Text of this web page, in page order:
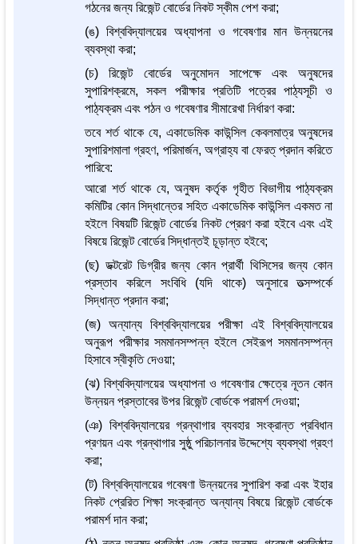
গঠনের জন্য রিজেন্ট বোর্ডের নিকট স্কীম পেশ করা;
(ঙ) বিশ্ববিদ্যালয়ের অধ্যাপনা ও গবেষণার মান উন্নয়নের
ব্যবস্থা করা;
(চ) রিজেন্ট বোর্ডের অনুমোদন সাপেক্ষে এবং অনুষদের
সুপারিশক্রমে, সকল পরীক্ষার প্রতিটি পত্রের পাঠ্যসূচী ও
পাঠ্যক্রম এবং পঠন ও গবেষণার সীমারেখা নির্ধারণ করা:
তবে শর্ত থাকে যে, একাডেমিক কাউন্সিল কেবলমাত্র অনুষদের
সুপারিশমালা গ্রহণ, পরিমার্জন, অগ্রাহ্য বা ফেরত্ প্রদান করিতে
পারিবে:
আরো শর্ত থাকে যে, অনুষদ কর্তৃক গৃহীত বিভাগীয় পাঠ্যক্রম
কমিটির কোন সিদ্ধান্তের সহিত একাডেমিক কাউন্সিল একমত না
হইলে বিষয়টি রিজেন্ট বোর্ডের নিকট প্রেরণ করা হইবে এবং এই
বিষয়ে রিজেন্ট বোর্ডের সিদ্ধান্তই চূড়ান্ত হইবে;
(ছ) ডক্টরেট ডিগ্রীর জন্য কোন প্রার্থী থিসিসের জন্য কোন
প্রস্তাব করিলে সংবিধি (যদি থাকে) অনুসারে তত্সম্পর্কে
সিদ্ধান্ত প্রদান করা;
(জ) অন্যান্য বিশ্ববিদ্যালয়ের পরীক্ষা এই বিশ্ববিদ্যালয়ের
অনুরূপ পরীক্ষার সমমানসম্পন্ন হইলে সেইরূপ সমমানসম্পন্ন
হিসাবে স্বীকৃতি দেওয়া;
(ঝ) বিশ্ববিদ্যালয়ের অধ্যাপনা ও গবেষণার ক্ষেত্রে নূতন কোন
উন্নয়ন প্রস্তাবের উপর রিজেন্ট বোর্ডকে পরামর্শ দেওয়া;
(ঞ) বিশ্ববিদ্যালয়ের গ্রন্থাগার ব্যবহার সংক্রান্ত প্রবিধান
প্রণয়ন এবং গ্রন্থাগার সুষ্ঠু পরিচালনার উদ্দেশ্যে ব্যবস্থা গ্রহণ
করা;
(ট) বিশ্ববিদ্যালয়ের গবেষণা উন্নয়নের সুপারিশ করা এবং ইহার
নিকট প্রেরিত শিক্ষা সংক্রান্ত অন্যান্য বিষয়ে রিজেন্ট বোর্ডকে
পরামর্শ দান করা;